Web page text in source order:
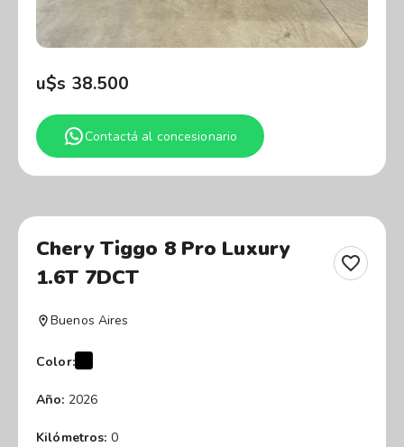
u$s 38.500
Contactá al concesionario
Chery Tiggo 8 Pro Luxury
1.6T 7DCT
Buenos Aires
Color:
Año: 2026
Kilómetros: 0